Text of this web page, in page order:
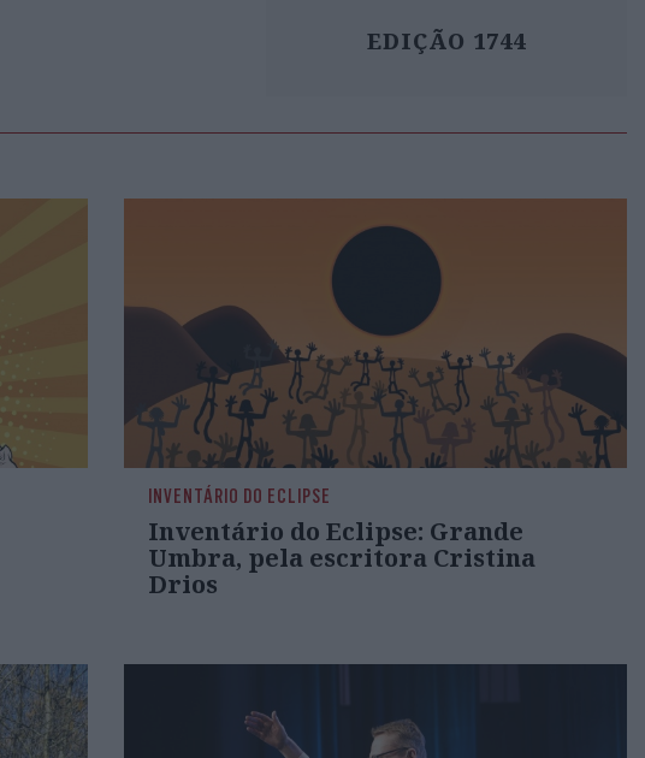
EDIÇÃO 1744
INVENTÁRIO DO ECLIPSE
Inventário do Eclipse: Grande
Umbra, pela escritora Cristina
Drios